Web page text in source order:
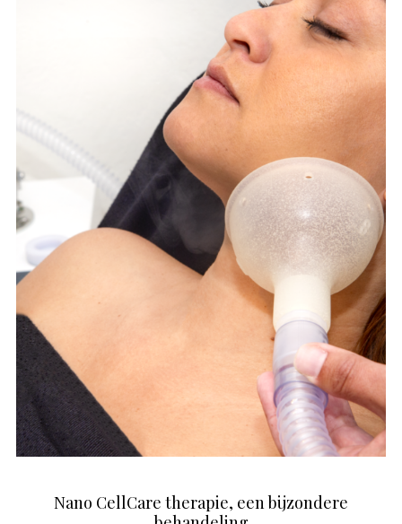
Show Your Best Results by Huidinstituut